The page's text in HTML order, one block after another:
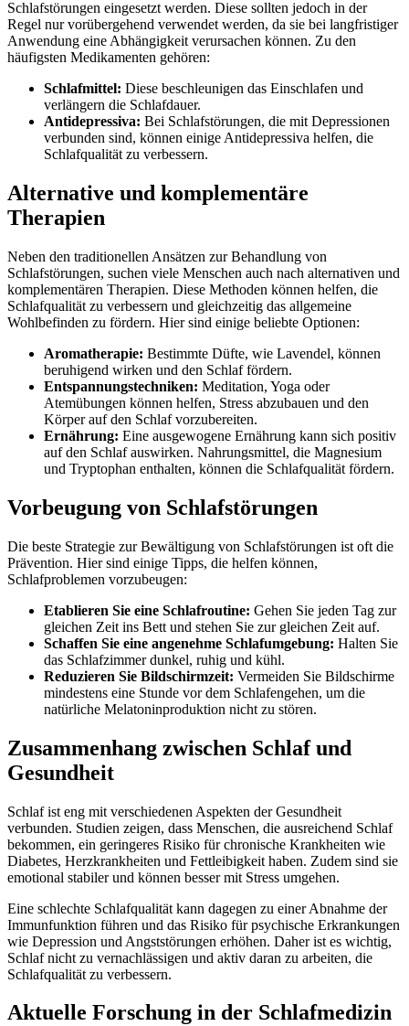
Schlafstörungen eingesetzt werden. Diese sollten jedoch in der
Regel nur vorübergehend verwendet werden, da sie bei langfristiger
Anwendung eine Abhängigkeit verursachen können. Zu den
häufigsten Medikamenten gehören:
Schlafmittel: Diese beschleunigen das Einschlafen und
verlängern die Schlafdauer.
Antidepressiva: Bei Schlafstörungen, die mit Depressionen
verbunden sind, können einige Antidepressiva helfen, die
Schlafqualität zu verbessern.
Alternative und komplementäre
Therapien
Neben den traditionellen Ansätzen zur Behandlung von
Schlafstörungen, suchen viele Menschen auch nach alternativen und
komplementären Therapien. Diese Methoden können helfen, die
Schlafqualität zu verbessern und gleichzeitig das allgemeine
Wohlbefinden zu fördern. Hier sind einige beliebte Optionen:
Aromatherapie: Bestimmte Düfte, wie Lavendel, können
beruhigend wirken und den Schlaf fördern.
Entspannungstechniken: Meditation, Yoga oder
Atemübungen können helfen, Stress abzubauen und den
Körper auf den Schlaf vorzubereiten.
Ernährung: Eine ausgewogene Ernährung kann sich positiv
auf den Schlaf auswirken. Nahrungsmittel, die Magnesium
und Tryptophan enthalten, können die Schlafqualität fördern.
Vorbeugung von Schlafstörungen
Die beste Strategie zur Bewältigung von Schlafstörungen ist oft die
Prävention. Hier sind einige Tipps, die helfen können,
Schlafproblemen vorzubeugen:
Etablieren Sie eine Schlafroutine: Gehen Sie jeden Tag zur
gleichen Zeit ins Bett und stehen Sie zur gleichen Zeit auf.
Schaffen Sie eine angenehme Schlafumgebung: Halten Sie
das Schlafzimmer dunkel, ruhig und kühl.
Reduzieren Sie Bildschirmzeit: Vermeiden Sie Bildschirme
mindestens eine Stunde vor dem Schlafengehen, um die
natürliche Melatoninproduktion nicht zu stören.
Zusammenhang zwischen Schlaf und
Gesundheit
Schlaf ist eng mit verschiedenen Aspekten der Gesundheit
verbunden. Studien zeigen, dass Menschen, die ausreichend Schlaf
bekommen, ein geringeres Risiko für chronische Krankheiten wie
Diabetes, Herzkrankheiten und Fettleibigkeit haben. Zudem sind sie
emotional stabiler und können besser mit Stress umgehen.
Eine schlechte Schlafqualität kann dagegen zu einer Abnahme der
Immunfunktion führen und das Risiko für psychische Erkrankungen
wie Depression und Angststörungen erhöhen. Daher ist es wichtig,
Schlaf nicht zu vernachlässigen und aktiv daran zu arbeiten, die
Schlafqualität zu verbessern.
Aktuelle Forschung in der Schlafmedizin